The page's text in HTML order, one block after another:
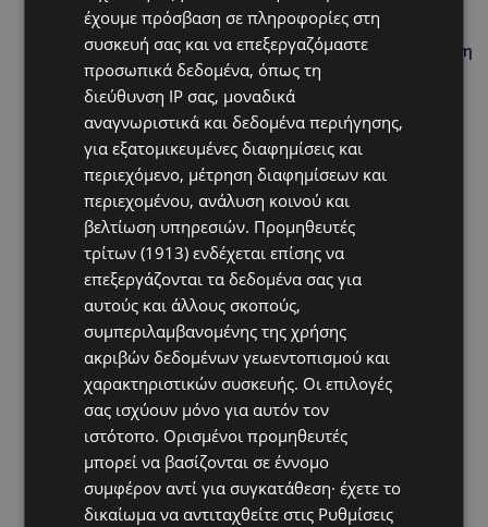
UPDATES
ΣΤΟ «ΚΟΚΚΙΝΟ» Η ΖΕΣΤΗ: Νέα κίτρινη προειδοποίηση
και 40άρια στο εσωτερικό
ΛΕΜΕΣΟΣ: Μάχη για τη ζωή του δίνει 18χρονος –
Βρέθηκε βαριά τραυματισμένος δίπλα από το
ηλεκτρικό του ποδήλατο
UPDATES
«ENOLA GAY»: Το τραγούδι που κράτησε ζωντανή τη
μνήμη της Χιροσίμα – 81 χρόνια από τη μέρα που
άλλαξε την ανθρωπότητα-(Bίντεο)
ΚΟΣΜΙΚΑ
PERNERA BEACH HOTEL: Εκλεκτές παρουσίες στα 50
χρόνια ενός ιστορικού ξενοδοχείου-Ποιους είδαμε
έχουμε πρόσβαση σε πληροφορίες στη
συσκευή σας και να επεξεργαζόμαστε
προσωπικά δεδομένα, όπως τη
διεύθυνση IP σας, μοναδικά
αναγνωριστικά και δεδομένα περιήγησης,
για εξατομικευμένες διαφημίσεις και
περιεχόμενο, μέτρηση διαφημίσεων και
περιεχομένου, ανάλυση κοινού και
βελτίωση υπηρεσιών. Προμηθευτές
τρίτων (1913) ενδέχεται επίσης να
επεξεργάζονται τα δεδομένα σας για
αυτούς και άλλους σκοπούς,
συμπεριλαμβανομένης της χρήσης
ακριβών δεδομένων γεωεντοπισμού και
χαρακτηριστικών συσκευής. Οι επιλογές
σας ισχύουν μόνο για αυτόν τον
ιστότοπο. Ορισμένοι προμηθευτές
μπορεί να βασίζονται σε έννομο
συμφέρον αντί για συγκατάθεση· έχετε το
δικαίωμα να αντιταχθείτε στις Ρυθμίσεις